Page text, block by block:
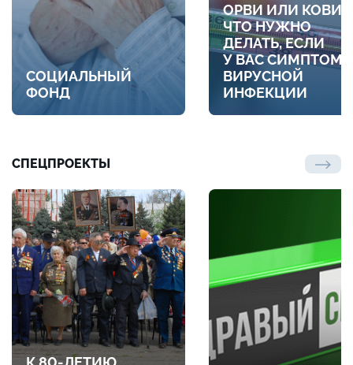
СОЦИАЛЬНЫЙ
ФОНД
ОРВИ ИЛИ
ЧТО НУЖНО
ДЕЛАТЬ, ЕСЛИ
У ВАС
ВИРУСНОЙ
ИНФЕКЦИИ
СПЕЦПРОЕКТЫ